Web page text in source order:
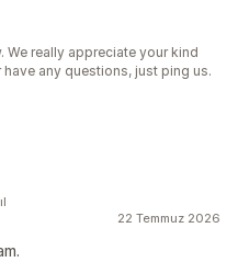
We really appreciate your kind
any questions, just ping us.
22 Temmuz 2026